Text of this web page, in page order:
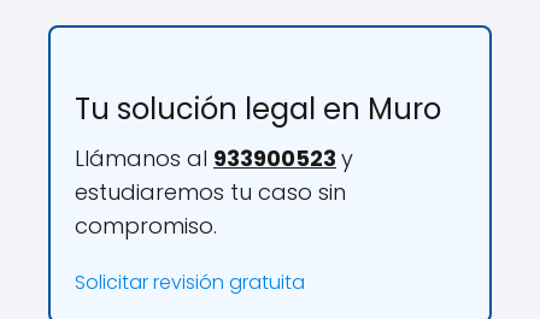
Tu solución legal en Muro
Llámanos al 933900523 y
estudiaremos tu caso sin
compromiso.
Solicitar revisión gratuita